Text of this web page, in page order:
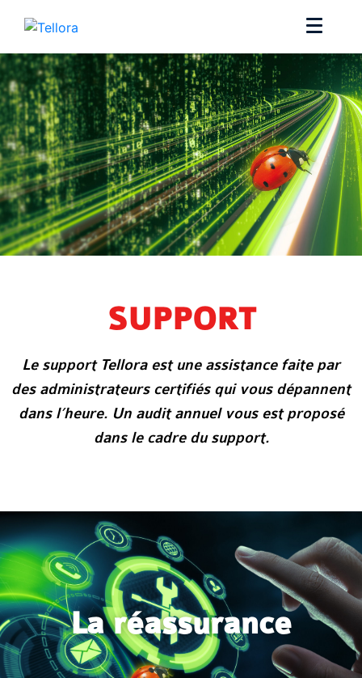
SUPPORT
Le support Tellora est une assistance faite par
des administrateurs certifiés qui vous dépannent
dans l’heure. Un audit annuel vous est proposé
dans le cadre du support.
La réassurance